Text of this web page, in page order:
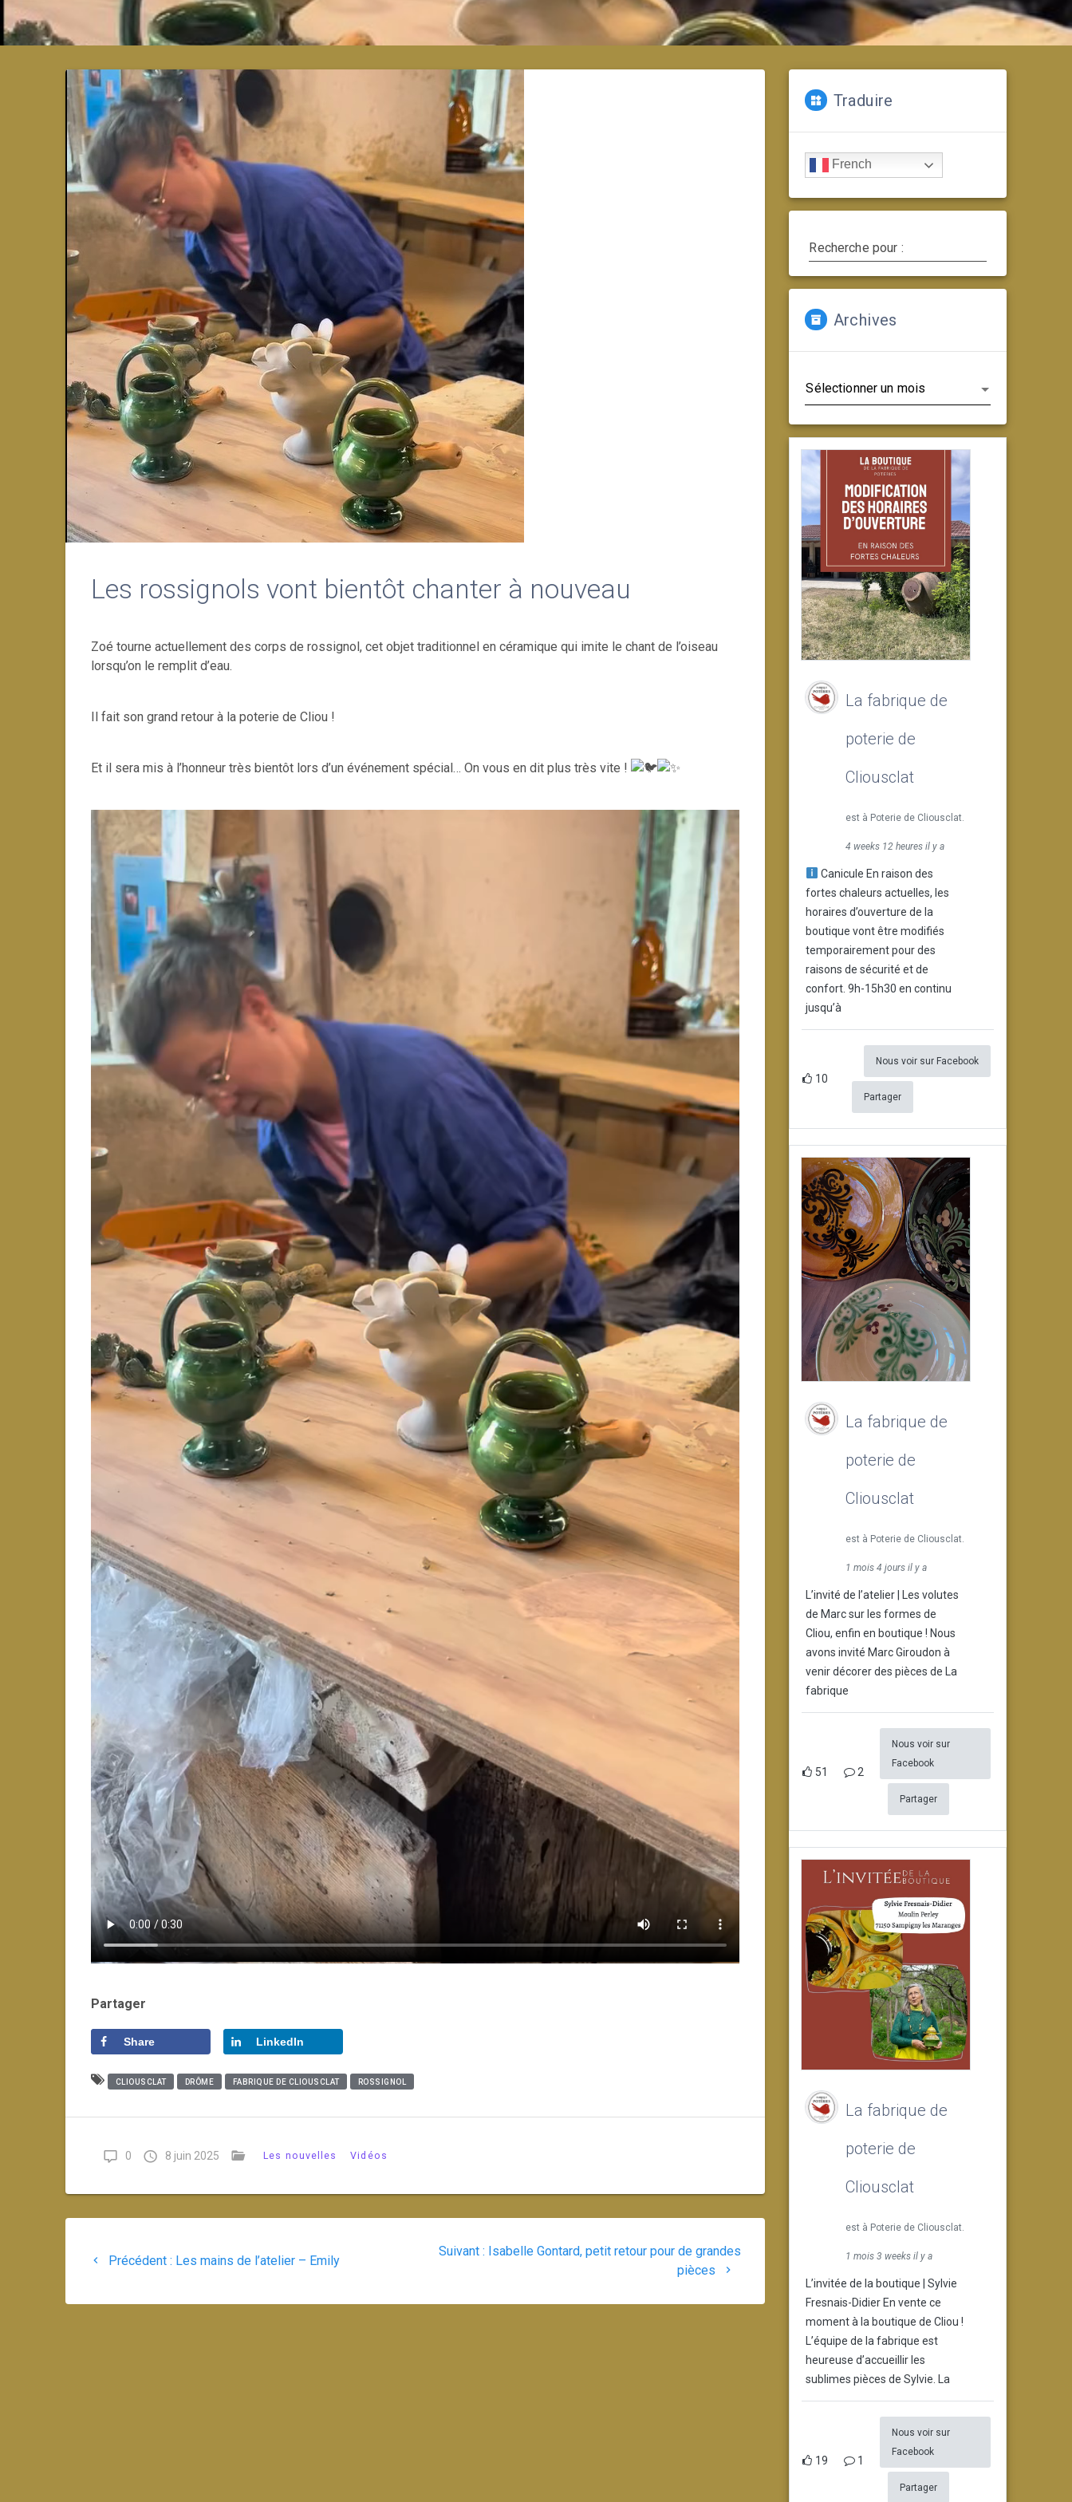
Les rossignols vont bientôt chanter à nouveau
Zoé tourne actuellement des corps de rossignol, cet objet traditionnel en céramique qui imite le chant de l’oiseau
lorsqu’on le remplit d’eau.
Il fait son grand retour à la poterie de Cliou !
Et il sera mis à l’honneur très bientôt lors d’un événement spécial… On vous en dit plus très vite !
Partager
Share LinkedIn
CLIOUSCLAT DRÔME FABRIQUE DE CLIOUSCLAT ROSSIGNOL
0 8 juin 2025 Les nouvelles Vidéos
de
l’article
Précédent : Article
Les mains de l’atelier – Emily
Suivant : Article
Isabelle Gontard, petit retour pour de grandes
pièces
Traduire
French
Recherche pour :
Archives
La fabrique de
poterie de
Cliousclat
est à Poterie de Cliousclat.
4 weeks 12 heures il y a
Canicule En raison des
fortes chaleurs actuelles, les
horaires d’ouverture de la
boutique vont être modifiés
temporairement pour des
raisons de sécurité et de
confort. 9h-15h30 en continu
jusqu’à
10
Nous voir sur Facebook
Partager
La fabrique de
poterie de
Cliousclat
est à Poterie de Cliousclat.
1 mois 4 jours il y a
L’invité de l’atelier | Les volutes
de Marc sur les formes de
Cliou, enfin en boutique ! Nous
avons invité Marc Giroudon à
venir décorer des pièces de La
fabrique
51 2
Nous voir sur
Facebook
Partager
La fabrique de
poterie de
Cliousclat
est à Poterie de Cliousclat.
1 mois 3 weeks il y a
L’invitée de la boutique | Sylvie
Fresnais-Didier En vente ce
moment à la boutique de Cliou !
L’équipe de la fabrique est
heureuse d’accueillir les
sublimes pièces de Sylvie. La
19 1
Nous voir sur
Facebook
Partager